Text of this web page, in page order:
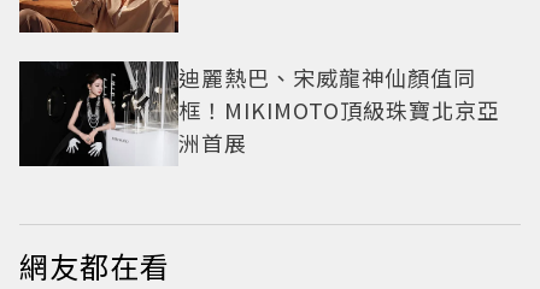
迪麗熱巴、宋威龍神仙顏值同
框！MIKIMOTO頂級珠寶北京亞
洲首展
網友都在看